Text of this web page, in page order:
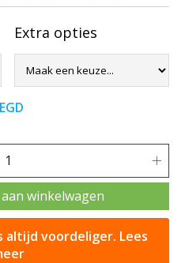
Extra opties
winkelwagen
altijd voordeliger. Lees